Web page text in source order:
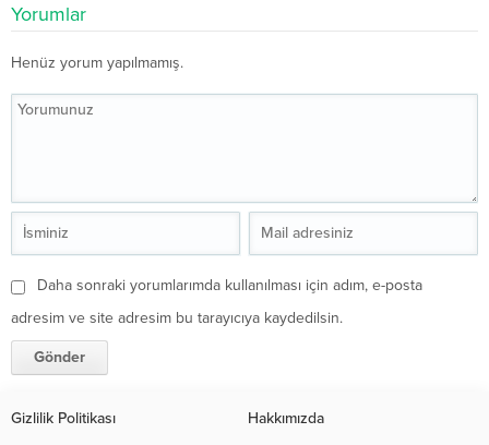
Yorumlar
Henüz yorum yapılmamış.
Daha sonraki yorumlarımda kullanılması için adım, e-posta
adresim ve site adresim bu tarayıcıya kaydedilsin.
Gizlilik Politikası Hakkımızda